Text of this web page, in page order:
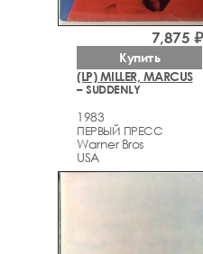
(LP) MILLER, MARCUS
– SUDDENLY
1983
ПЕРВЫЙ ПРЕСС
Warner Bros
USA
7,875 ₽
Купить